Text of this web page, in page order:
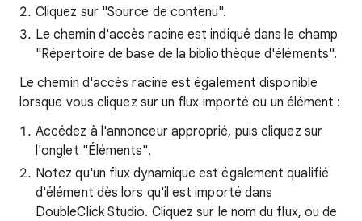
Cliquez sur "Source de contenu".
Le chemin d'accès racine est indiqué dans le champ
"Répertoire de base de la bibliothèque d'éléments".
Le chemin d'accès racine est également disponible
lorsque vous cliquez sur un flux importé ou un élément :
Accédez à l'annonceur approprié, puis cliquez sur
l'onglet "Éléments".
Notez qu'un flux dynamique est également qualifié
d'élément dès lors qu'il est importé dans
DoubleClick Studio. Cliquez sur le nom du flux, ou de